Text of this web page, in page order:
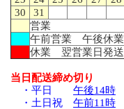
30
31
営業
午前営業 午後休業
休業 翌営業日発送
当日配送締め切り
・平日 午後14時
・土日祝 午前11時